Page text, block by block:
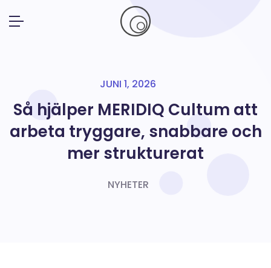
JUNI 1, 2026
Så hjälper MERIDIQ Cultum att
arbeta tryggare, snabbare och
mer strukturerat
NYHETER